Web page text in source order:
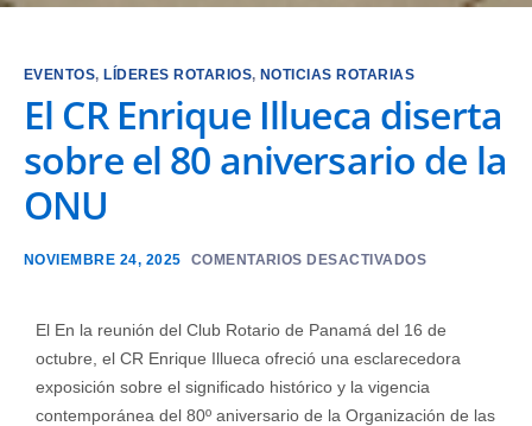
EVENTOS, LÍDERES ROTARIOS, NOTICIAS ROTARIAS
El CR Enrique Illueca diserta
sobre el 80 aniversario de la
ONU
NOVIEMBRE 24, 2025 COMENTARIOS DESACTIVADOS
El En la reunión del Club Rotario de Panamá del 16 de
octubre, el CR Enrique Illueca ofreció una esclarecedora
exposición sobre el significado histórico y la vigencia
contemporánea del 80º aniversario de la Organización de las